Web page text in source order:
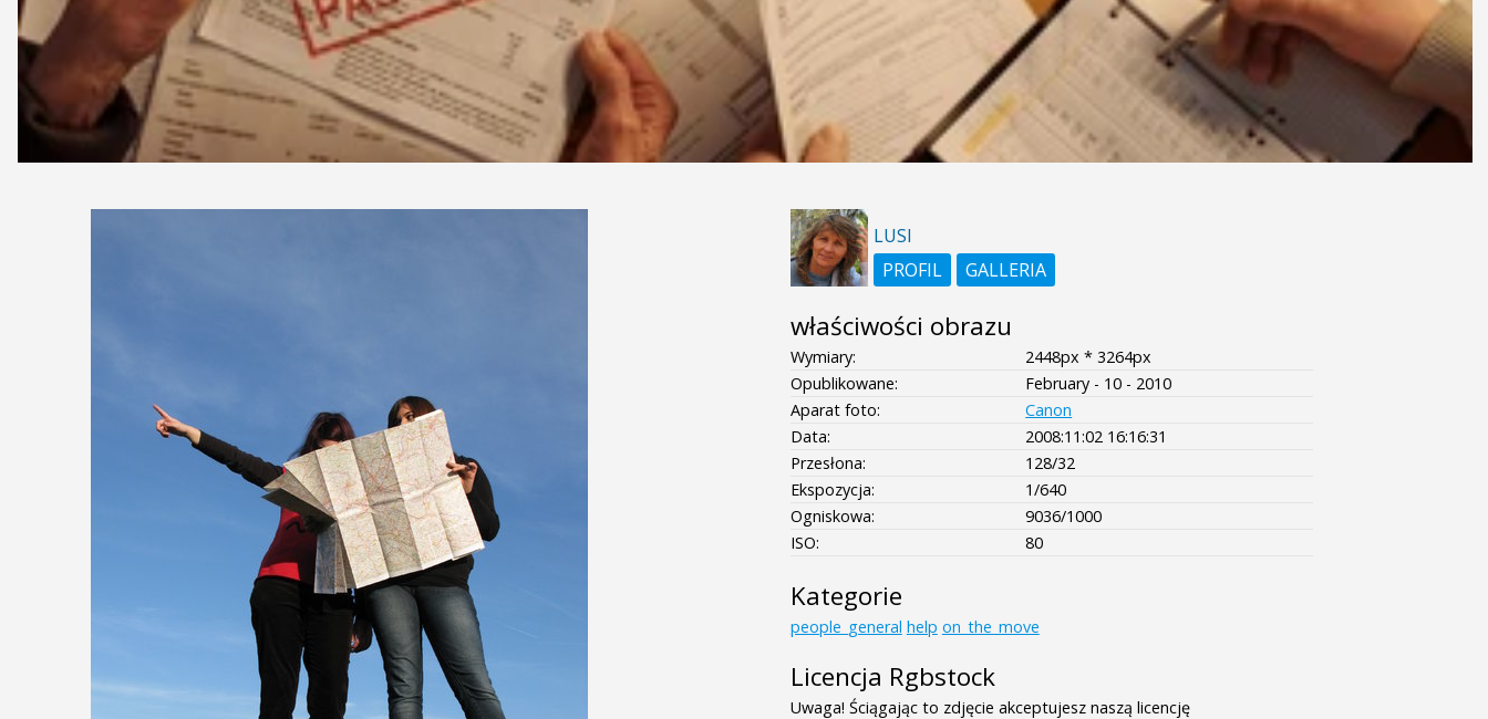
LUSI
PROFIL
GALLERIA
właściwości obrazu
Wymiary:
2448px * 3264px
Opublikowane:
February - 10 - 2010
Aparat foto:
Canon
Data:
2008:11:02 16:16:31
Przesłona:
128/32
Ekspozycja:
1/640
Ogniskowa:
9036/1000
ISO:
80
Kategorie
people_general help on_the_move
Licencja Rgbstock
Uwaga! Ściągając to zdjęcie akceptujesz naszą licencję